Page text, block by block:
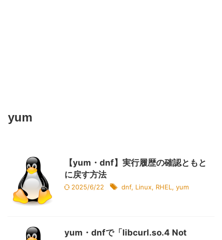
yum
【yum・dnf】実行履歴の確認ともと
に戻す方法
2025/6/22 dnf, Linux, RHEL , yum
yum・dnfで「libcurl.so.4 Not